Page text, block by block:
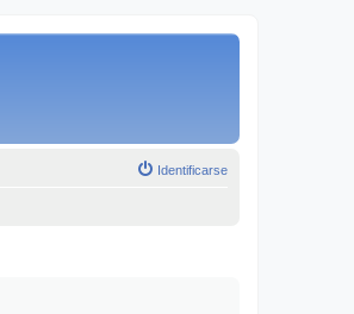
Identificarse